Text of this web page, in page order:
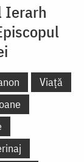
Ierarh
Viață